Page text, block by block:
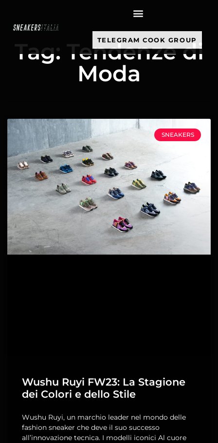
TELEGRAM COOK GROUP
Tag: Tendenze di
Moda
SNEAKERS
Wushu Ruyi FW23: La Stagione
dei Colori e dello Stile
Wushu Ruyi, un marchio leader nel mondo delle
fashion sneaker che deve il suo successo
all’innovazione tecnica. I modelli iconici Al cuore